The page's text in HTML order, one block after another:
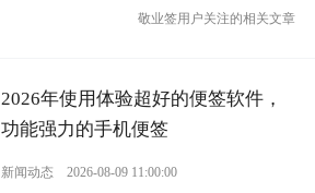
敬业签用户关注的相关文章
2026年使用体验超好的便签软件，
功能强力的手机便签
新闻动态 2026-08-09 11:00:00